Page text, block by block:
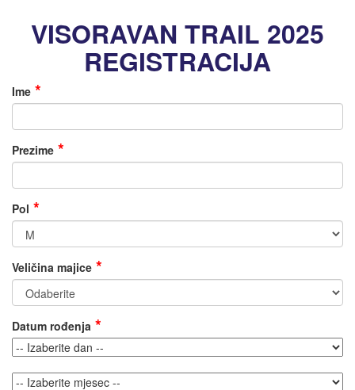
VISORAVAN TRAIL 2025
REGISTRACIJA
Ime
Prezime
Pol
Veličina majice
Datum rođenja